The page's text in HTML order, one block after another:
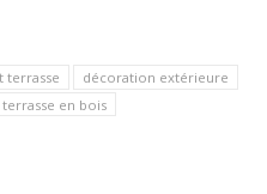
terrasse
décoration extérieure
terrasse en bois